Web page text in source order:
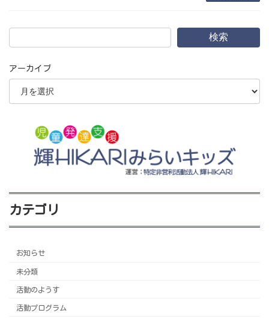
検索
アーカイブ
カテゴリ
お知らせ
未分類
活動のようす
活動プログラム